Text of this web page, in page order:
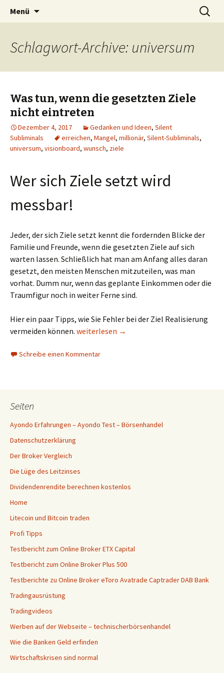
Technischer Börsenhandel
Silent Subliminals und Unterbewusstsein
Menü
Suchen
nach:
Schlagwort-Archive: universum
Was tun, wenn die gesetzten Ziele
nicht eintreten
Dezember 4, 2017 Gedanken und Ideen, Silent
Subliminals
erreichen, Mangel, millionär, Silent-Subliminals,
universum, visionboard, wunsch, ziele
Wer sich Ziele setzt wird
messbar!
Jeder, der sich Ziele setzt kennt die fordernden Blicke der
Familie und Freunde, wenn die gesetzten Ziele auf sich
warten lassen. Schließlich hat man am Anfang alles daran
gesetzt, den meisten Menschen mitzuteilen, was man
vorhat. Dumm nur, wenn das geplante Einkommen oder die
Traumfigur noch in weiter Ferne sind.
Hier ein paar Tipps, wie Sie Fehler bei der Ziel Realisierung
vermeiden können. Was tun, wenn die gesetzten Ziele nicht
weiterlesen →
Schreibe einen Kommentar
Seiten
Ayondo Erfahrungen – Ayondo Test – Börsenhandel
Datenschutzerklärung
Der Broker Vergleich
Die Lüge des Leitzinses
Dividendenrendite berechnen kostenlos
Home
Litecoin und Bitcoin traden
Profi Tipps
Testbericht zum Online Broker ETX Capital
Testbericht zum Online Broker Plus 500
Testberichte zu Online Broker eToro Avatrade Captrader DAB Bank
Tradingausrüstung
Tradingvideos
Werben auf der Webseite – technischerbörsenhandel
Wie die Banken Geld erfinden
Wirtschaftskrisen sind normal